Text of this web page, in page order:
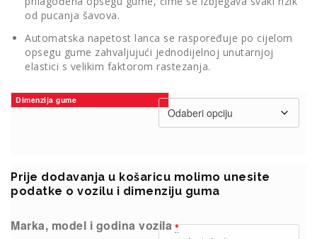
od pucanja šavova.
Automatska napetost lanca se raspoređuje po cijelom
opsegu gume zahvaljujući jednodijelnoj unutarnjoj
elastici s velikim faktorom rastezanja.
Dimenzija gume
Prije dodavanja u košaricu molimo unesite
podatke o vozilu i dimenziju guma
Marka, model i godina vozila *